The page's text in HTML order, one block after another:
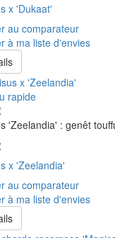
x 'Dukaat'
au comparateur
à ma liste d'envies
rapide
'Zeelandia' : genêt
x 'Zeelandia'
au comparateur
à ma liste d'envies